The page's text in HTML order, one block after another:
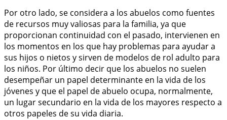
Por otro lado, se considera a los abuelos como fuentes
de recursos muy valiosas para la familia, ya que
proporcionan continuidad con el pasado, intervienen en
los momentos en los que hay problemas para ayudar a
sus hijos o nietos y sirven de modelos de rol adulto para
los niños. Por último decir que los abuelos no suelen
desempeñar un papel determinante en la vida de los
jóvenes y que el papel de abuelo ocupa, normalmente,
un lugar secundario en la vida de los mayores respecto a
otros papeles de su vida diaria.